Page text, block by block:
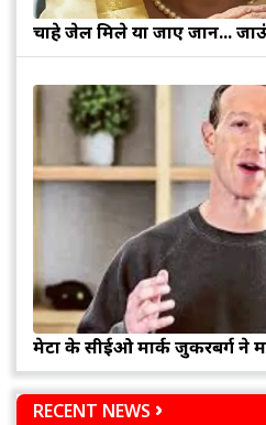
चाहे जेल मिले या जाए जान...
मेटा के सीईओ मार्क जुकरबर्ग ने
RECENT NEWS